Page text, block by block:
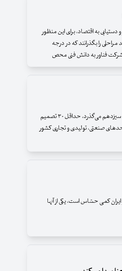
به اقتصاد، برای این منظور
را بگذرانند که در درجه
فناور به دانش فنی محص
وزارت صنعت، معدن و تجارت در ۱۰۰ روزی که از عمر دولت سیزدهم می‌گذرد، حداقل ۳۰ تصمیم
صنعتی، تولیدی و تجاری کشور
کمی حسّاس است، یکی از آنها